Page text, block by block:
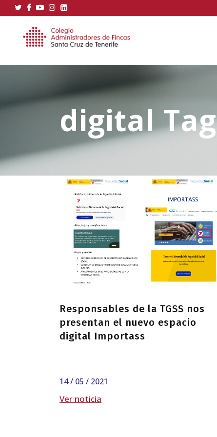
digital Tag
Responsables de la TGSS nos
presentan el nuevo espacio
digital Importass
14 / 05 / 2021
Ver noticia